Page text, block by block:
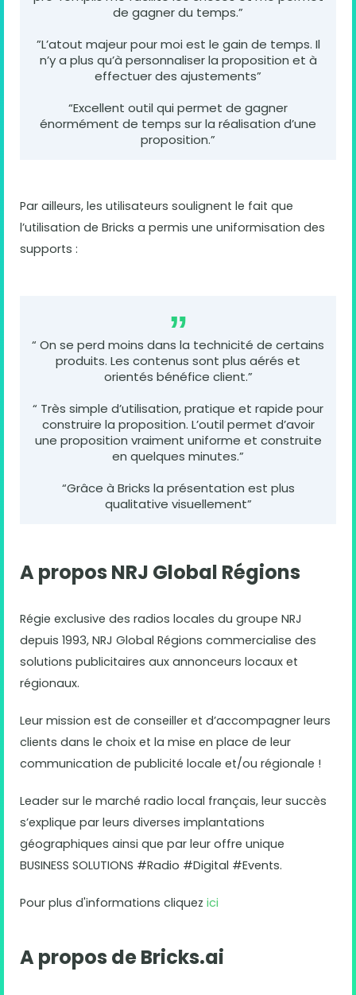
de gagner du temps.”
”L’atout majeur pour moi est le gain de temps. Il
n’y a plus qu’à personnaliser la proposition et à
effectuer des ajustements”
“Excellent outil qui permet de gagner
énormément de temps sur la réalisation d’une
proposition.”
Par ailleurs, les utilisateurs soulignent le fait que
l’utilisation de Bricks a permis une uniformisation des
supports :
“ On se perd moins dans la technicité de certains
produits. Les contenus sont plus aérés et
orientés bénéfice client.”
“ Très simple d’utilisation, pratique et rapide pour
construire la proposition. L’outil permet d’avoir
une proposition vraiment uniforme et construite
en quelques minutes.”
“Grâce à Bricks la présentation est plus
qualitative visuellement”
A propos NRJ Global Régions
Régie exclusive des radios locales du groupe NRJ
depuis 1993, NRJ Global Régions commercialise des
solutions publicitaires aux annonceurs locaux et
régionaux.
Leur mission est de conseiller et d’accompagner leurs
clients dans le choix et la mise en place de leur
communication de publicité locale et/ou régionale !
Leader sur le marché radio local français, leur succès
s’explique par leurs diverses implantations
géographiques ainsi que par leur offre unique
BUSINESS SOLUTIONS #Radio #Digital #Events.
Pour plus d'informations cliquez ici
A propos de Bricks.ai